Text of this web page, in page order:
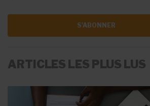
S'ABONNER
ARTICLES LES PLUS LUS